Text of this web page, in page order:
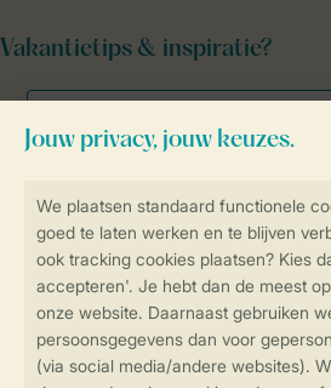
Veilig en snel online boeken
Veilige gegevensoverdracht
Veilige betaling
Vakantietips & inspiratie?